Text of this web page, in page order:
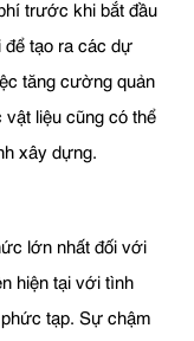
trước khi bắt đầu
để tạo ra các dự
tăng cường quản
vật liệu cũng có thể
xây dựng.
lớn nhất đối với
hiện tại với tình
tạp. Sự chậm